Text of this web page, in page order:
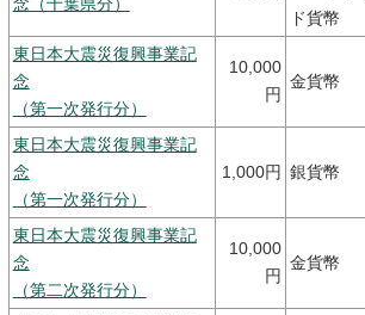
ド貨幣
東日本大震災復興事業記
念
（第一次発行分）
10,000
円
金貨幣
東日本大震災復興事業記
念
（第一次発行分）
1,000円 銀貨幣
東日本大震災復興事業記
念
（第二次発行分）
10,000
円
金貨幣